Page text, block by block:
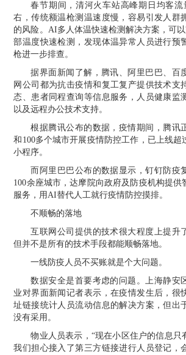
春节期间，清河火车站高峰期日均客
右，传统额温枪测温速度慢，容易引发人群
的风险。AI多人体温快速检测解决方案，可
部温度快速检测，发现体温异常人员进行预
枪进一步排查。
据界面新闻了解， 腾讯、 阿里巴巴、百
网公司都为抗击疫情和复工复产提供技术支
态、患者同程查询等信息服务，人员健康监
以及远程办公技术支持。
根据腾讯公布的数据，疫情期间，腾讯
和100多个城市开展疫情防控工作，已上线超
小程序。
而阿里巴巴公布的数据显示，钉钉防疫
100余座城市，达摩院向政府及防疫机构提供
服务，用AI替代人工就行疫情防控摸排。
不顺畅的落地
互联网公司提供的技术很大程度上提升
但并不是所有的技术手段都能顺畅落地。
一线防疫人员不买账就是个大问题。
数据安全是首要考虑的问题。上海静安
业对界面新闻记者表示，在疫情发生后，很
址链接统计人员流动信息的解决方案，但出
没有采用。
物业人员表示，“现在小区住户的信息只
我们担心接入了第三方链接进行人员登记，